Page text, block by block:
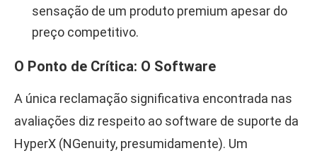
sensação de um produto premium apesar do
preço competitivo.
O Ponto de Crítica: O Software
A única reclamação significativa encontrada nas
avaliações diz respeito ao software de suporte da
HyperX (NGenuity, presumidamente). Um